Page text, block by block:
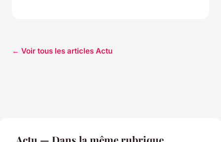
← Voir tous les articles Actu